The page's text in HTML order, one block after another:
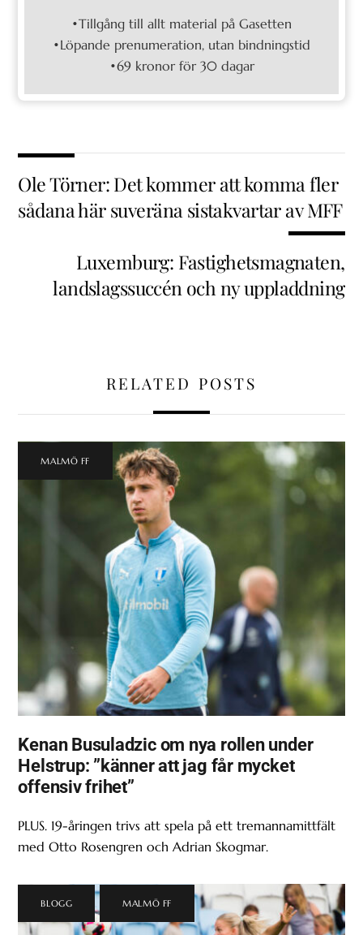
•Tillgång till allt material på Gasetten
•Löpande prenumeration, utan bindningstid
•69 kronor för 30 dagar
Ole Törner: Det kommer att komma fler
sådana här suveräna sistakvartar av MFF
Luxemburg: Fastighetsmagnaten,
landslagssuccén och ny uppladdning
RELATED POSTS
MALMÖ FF
Kenan Busuladzic om nya rollen under
Helstrup: ”känner att jag får mycket
offensiv frihet”
PLUS. 19-åringen trivs att spela på ett tremannamittfält
med Otto Rosengren och Adrian Skogmar.
BLOGG MALMÖ FF